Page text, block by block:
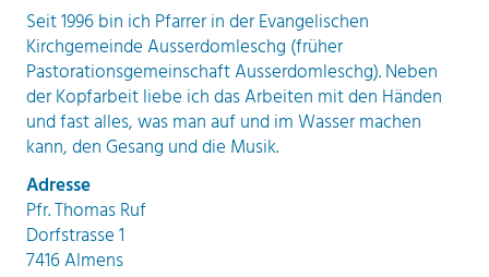
Seit 1996 bin ich Pfarrer in der Evangelischen
Kirchgemeinde Ausserdomleschg (früher
Pastorationsgemeinschaft Ausserdomleschg). Neben
der Kopfarbeit liebe ich das Arbeiten mit den Händen
und fast alles, was man auf und im Wasser machen
kann, den Gesang und die Musik.
Adresse
Pfr. Thomas Ruf
Dorfstrasse 1
7416 Almens